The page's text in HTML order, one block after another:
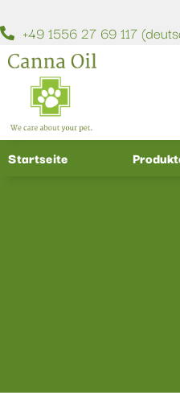
+49 1556 27 69 117
Startseite